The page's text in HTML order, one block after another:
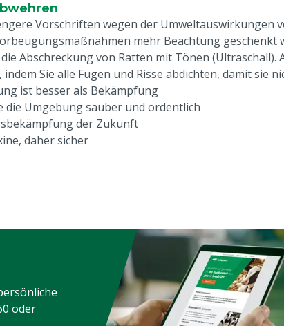
Vorschriften wegen der Umweltauswirkungen
mehr Beachtung geschenkt
Abschreckung von Ratten mit Tönen (Ultraschall).
Sie alle Fugen und Risse abdichten, damit sie
ist besser als Bekämpfung
die Umgebung sauber und ordentlich
der Zukunft
daher sicher
oder